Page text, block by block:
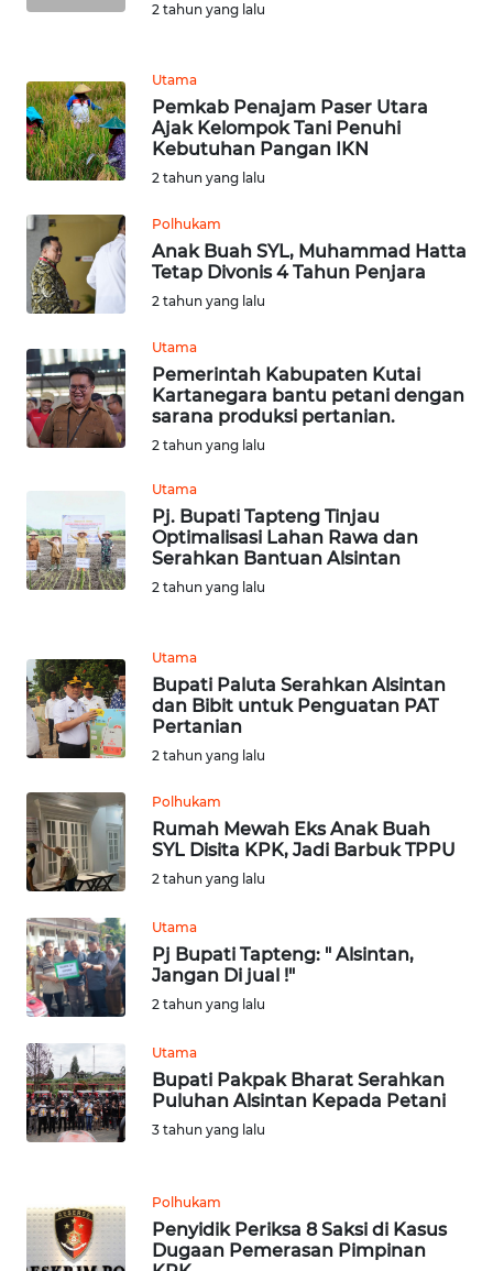
2 tahun yang lalu
Utama
Pemkab Penajam Paser Utara
Ajak Kelompok Tani Penuhi
Kebutuhan Pangan IKN
2 tahun yang lalu
Polhukam
Anak Buah SYL, Muhammad Hatta
Tetap Divonis 4 Tahun Penjara
2 tahun yang lalu
Utama
Pemerintah Kabupaten Kutai
Kartanegara bantu petani dengan
sarana produksi pertanian.
2 tahun yang lalu
Utama
Pj. Bupati Tapteng Tinjau
Optimalisasi Lahan Rawa dan
Serahkan Bantuan Alsintan
2 tahun yang lalu
Utama
Bupati Paluta Serahkan Alsintan
dan Bibit untuk Penguatan PAT
Pertanian
2 tahun yang lalu
Polhukam
Rumah Mewah Eks Anak Buah
SYL Disita KPK, Jadi Barbuk TPPU
2 tahun yang lalu
Utama
Pj Bupati Tapteng: " Alsintan,
Jangan Di jual !"
2 tahun yang lalu
Utama
Bupati Pakpak Bharat Serahkan
Puluhan Alsintan Kepada Petani
3 tahun yang lalu
Polhukam
Penyidik Periksa 8 Saksi di Kasus
Dugaan Pemerasan Pimpinan
WN
WN
SULTRA
WN
WN
SULTENG
SULBAR
WN
BABEL
SUMBAR
WN
WN
BENGKULU
WN
WN
JATENG
WN
NUSANTARA
WN
JOGJA
WN
JATIM
WN
KALBAR